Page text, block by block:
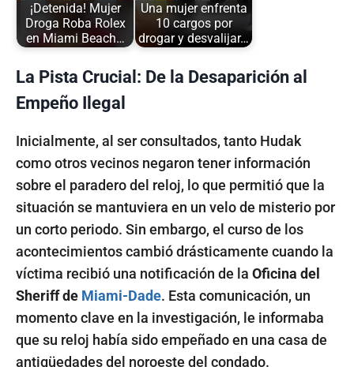
¡Detenida! Mujer
Droga Roba Rolex
en Miami Beach…
Una mujer enfrenta
10 cargos por
drogar y desvalijar…
La Pista Crucial: De la Desaparición al
Empeño Ilegal
Inicialmente, al ser consultados, tanto Hudak
como otros vecinos negaron tener información
sobre el paradero del reloj, lo que permitió que la
situación se mantuviera en un velo de misterio por
un corto periodo. Sin embargo, el curso de los
acontecimientos cambió drásticamente cuando la
víctima recibió una notificación de la Oficina del
Sheriff de Miami-Dade. Esta comunicación, un
momento clave en la investigación, le informaba
que su reloj había sido empeñado en una casa de
antigüedades del noroeste del condado.